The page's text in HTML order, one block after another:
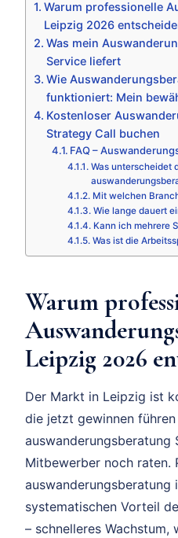
Warum professionelle
Leipzig 2026
Was mein
Service liefert
Wie
funktioniert: Mein
Kostenloser
Strategy Call buchen
FAQ –
Was unterscheidet
Mit welchen
Wie lange dauert
Kann ich mehrere
Was ist die
Warum
Leipzig 2026
Der Markt in Leipzig ist
die jetzt gewinnen
auswanderungsberatung
Mitbewerber noch raten.
systematischen Vorteil
– schnelleres